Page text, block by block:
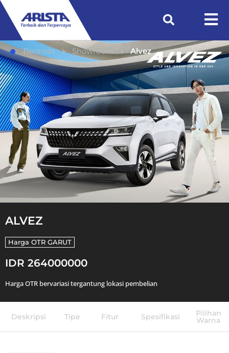
Beranda Showroom Alvez
ALVEZ
Harga OTR GARUT
IDR 264000000
Harga OTR bervariasi tergantung lokasi pembelian
Deskripsi Tipe Fitur Spesifikasi Pilihan
Warna